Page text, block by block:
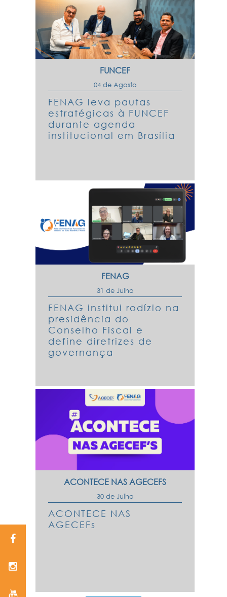
FUNCEF
04 de Agosto
FENAG leva pautas
estratégicas à FUNCEF
durante agenda
institucional em Brasília
FENAG
31 de Julho
FENAG institui rodízio na
presidência do
Conselho Fiscal e
define diretrizes de
governança
ACONTECE NAS AGECEFS
30 de Julho
ACONTECE NAS
AGECEFs